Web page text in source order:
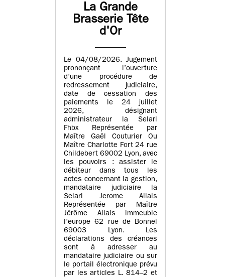
La Grande
Brasserie Tête
d'Or
Le 04/08/2026. Jugement
prononçant l’ouverture
d’une procédure de
redressement judiciaire,
date de cessation des
paiements le 24 juillet
2026, désignant
administrateur la Selarl
Fhbx Représentée par
Maître Gaël Couturier Ou
Maître Charlotte Fort 24 rue
Childebert 69002 Lyon, avec
les pouvoirs : assister le
débiteur dans tous les
actes concernant la gestion,
mandataire judiciaire la
Selarl Jerome Allais
Représentée par Maître
Jérôme Allais immeuble
l’europe 62 rue de Bonnel
69003 Lyon. Les
déclarations des créances
sont à adresser au
mandataire judiciaire ou sur
le portail électronique prévu
par les articles L. 814–2 et